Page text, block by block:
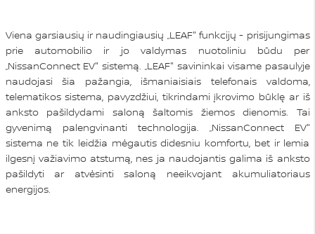
Viena garsiausių ir naudingiausių „LEAF" funkcijų - prisijungimas
prie automobilio ir jo valdymas nuotoliniu būdu per
„NissanConnect EV" sistemą. „LEAF" savininkai visame pasaulyje
naudojasi šia pažangia, išmaniaisiais telefonais valdoma,
telematikos sistema, pavyzdžiui, tikrindami įkrovimo būklę ar iš
anksto pašildydami saloną šaltomis žiemos dienomis. Tai
gyvenimą palengvinanti technologija. „NissanConnect EV"
sistema ne tik leidžia mėgautis didesniu komfortu, bet ir lemia
ilgesnį važiavimo atstumą, nes ja naudojantis galima iš anksto
pašildyti ar atvėsinti saloną neeikvojant akumuliatoriaus
energijos.